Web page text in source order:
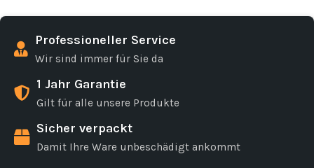
Professioneller Service
Wir sind immer für Sie da
1 Jahr Garantie
Gilt für alle unsere Produkte
Sicher verpackt
Damit Ihre Ware unbeschädigt ankommt